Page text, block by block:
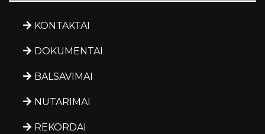
KONTAKTAI
DOKUMENTAI
BALSAVIMAI
NUTARIMAI
REKORDAI